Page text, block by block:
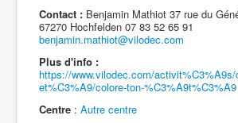
Contact : Benjamin Mathiot 37 rue du
67270 Hochfelden 07 83 52 65 91
benjamin.mathiot@vilodec.com
Plus d'info :
https://www.vilodec.com/
et%C3%A9/colore-ton-%C3%A9t%C3%A9
Centre : Autre centre